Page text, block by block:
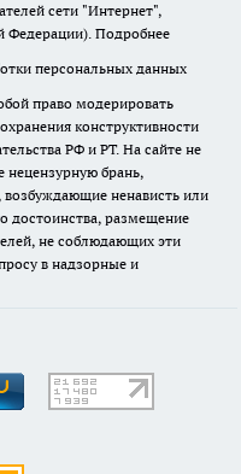
сети "Интернет",
Федерации).Подробнее
персональных данных
право модерировать
конструктивности
РФ и РТ. На сайте не
брань,
ненависть или
достоинства, размещение
не соблюдающих эти
в надзорные и